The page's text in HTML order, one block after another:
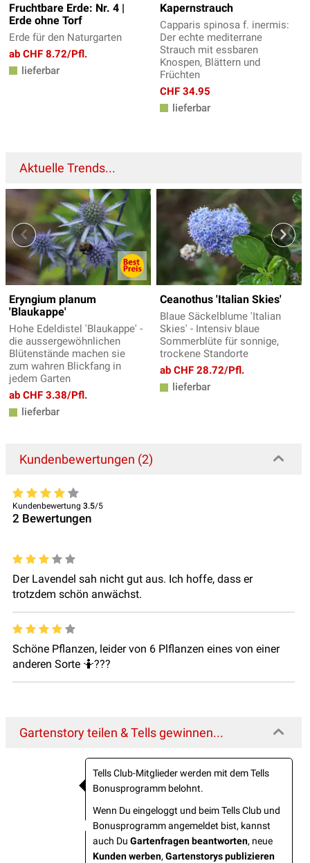
Fruchtbare Erde: Nr. 4 |
Erde ohne Torf
Erde für den Naturgarten
ab CHF 8.72/Pfl.
lieferbar
Kapernstrauch
Capparis spinosa f. inermis:
Der echte mediterrane
Strauch mit essbaren
Knospen, Blättern und
Früchten
CHF 34.95
lieferbar
Aktuelle Trends...
Eryngium planum
'Blaukappe'
Hohe Edeldistel 'Blaukappe' -
die aussergewöhnlichen
Blütenstände machen sie
zum wahren Blickfang in
jedem Garten
ab CHF 3.38/Pfl.
lieferbar
Ceanothus 'Italian Skies'
Blaue Säckelblume 'Italian
Skies' - Intensiv blaue
Sommerblüte für sonnige,
trockene Standorte
ab CHF 28.72/Pfl.
lieferbar
Kundenbewertungen (2)
Kundenbewertung 3.5/5
2 Bewertungen
Der Lavendel sah nicht gut aus. Ich hoffe, dass er
trotzdem schön anwächst.
Schöne Pflanzen, leider von 6 Plflanzen eines von einer
anderen Sorte 🤷???
Gartenstory teilen & Tells gewinnen...
Tells Club-Mitglieder werden mit dem Tells
Bonusprogramm belohnt.
Wenn Du eingeloggt und beim Tells Club und
Bonusprogramm angemeldet bist, kannst
auch Du Gartenfragen beantworten, neue
Kunden werben, Gartenstorys publizieren